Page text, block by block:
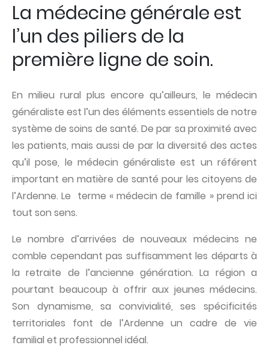
La médecine générale est
l’un des piliers de la
première ligne de soin.
En milieu rural plus encore qu’ailleurs, le médecin
généraliste est l’un des éléments essentiels de notre
système de soins de santé. De par sa proximité avec
les patients, mais aussi de par la diversité des actes
qu’il pose, le médecin généraliste est un référent
important en matière de santé pour les citoyens de
l’Ardenne. Le terme « médecin de famille » prend ici
tout son sens.
Le nombre d’arrivées de nouveaux médecins ne
comble cependant pas suffisamment les départs à
la retraite de l’ancienne génération. La région a
pourtant beaucoup à offrir aux jeunes médecins.
Son dynamisme, sa convivialité, ses spécificités
territoriales font de l’Ardenne un cadre de vie
familial et professionnel idéal.